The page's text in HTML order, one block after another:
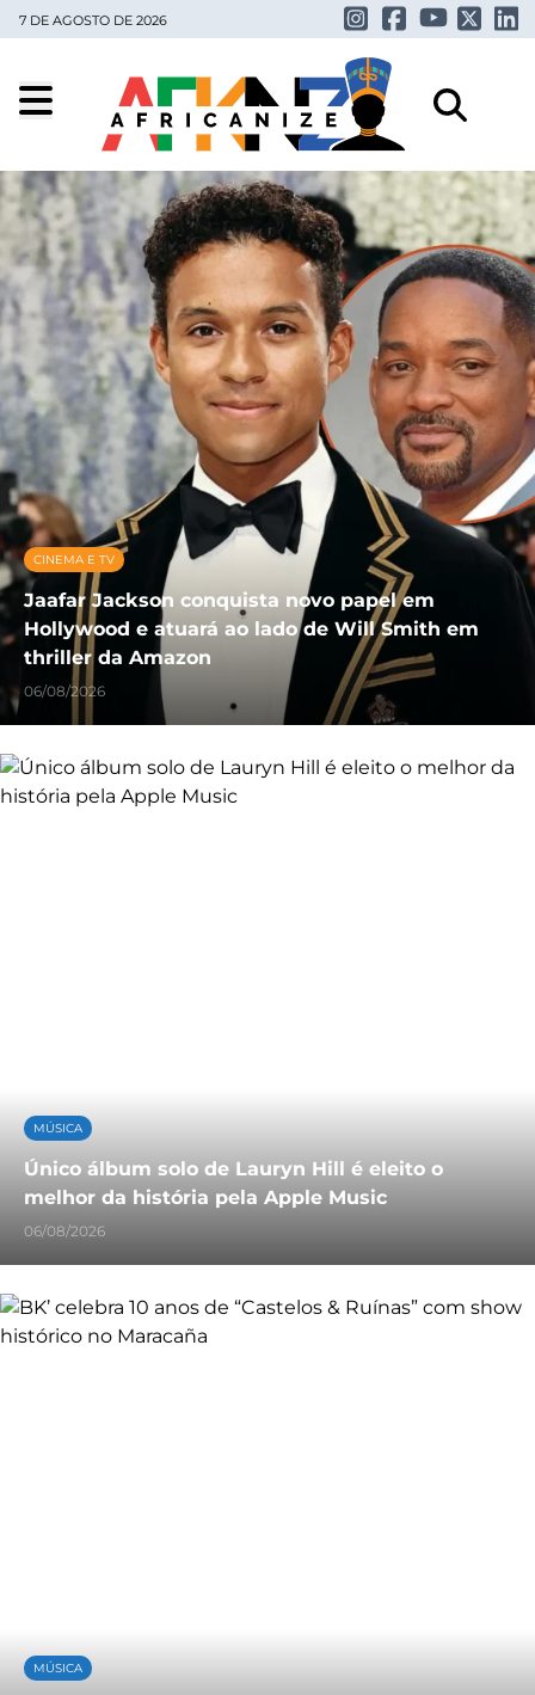
7 DE AGOSTO DE 2026
CINEMA E TV
Jaafar Jackson conquista novo papel em
Hollywood e atuará ao lado de Will Smith em
thriller da Amazon
06/08/2026
MÚSICA
Único álbum solo de Lauryn Hill é eleito o
melhor da história pela Apple Music
06/08/2026
MÚSICA